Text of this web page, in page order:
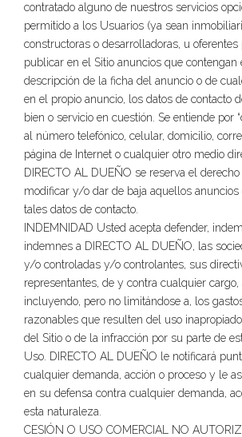
contratado alguno de nuestros servicios
permitido a los Usuarios (ya sean
constructoras o desarrolladoras, u oferentes
publicar en el Sitio anuncios que contengan
descripción de la ficha del anuncio o de
en el propio anuncio, los datos de contacto
bien o servicio en cuestión. Se entiende por
al número telefónico, celular, domicilio,
página de Internet o cualquier otro medio
DIRECTO AL DUEÑO se reserva el
modificar y/o dar de baja aquellos anuncios
tales datos de contacto.
INDEMNIDAD Usted acepta defender,
indemnes a DIRECTO AL DUEÑO, las
y/o controladas y/o controlantes, sus
representantes, de y contra cualquier
incluyendo, pero no limitándose a, los
razonables que resulten del uso
del Sitio o de la infracción por su parte de
Uso. DIRECTO AL DUEÑO le notificará
cualquier demanda, acción o proceso y le
en su defensa contra cualquier demanda,
esta naturaleza.
CESIÓN O USO COMERCIAL NO